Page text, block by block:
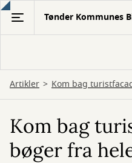
Gå
hovedindhold
Tønder Kommunes
Artikler Kom bag
Kom bag
bøger fra